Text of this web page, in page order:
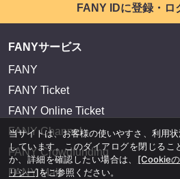
FANY IDに登録・ロ
FANYサービス
FANY
FANY Ticket
FANY Online Ticket
FANY Channel
FANY Crowdfunding
FANY Mall
当サイトは、お客様の使いやすさ、利用
しています。このダイアログを閉じる
か、詳細を確認したい場合は、 [Cookie
リシー]をご参照ください。